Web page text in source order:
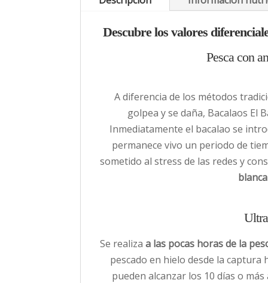
Descubre los valores
Pesca con
A diferencia de los métodos
golpea y se daña, Bacalaos El
Inmediatamente el bacalao se
permanece vivo un periodo de
sometido al stress de las redes y
Se realizaa las pocas horas de la
pescado en hielo desde la
pueden alcanzar los 10 días o